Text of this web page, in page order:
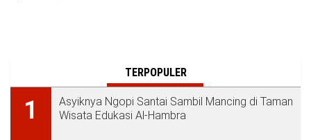
TERPOPULER
1
Asyiknya Ngopi Santai Sambil Mancing di Taman
Wisata Edukasi Al-Hambra